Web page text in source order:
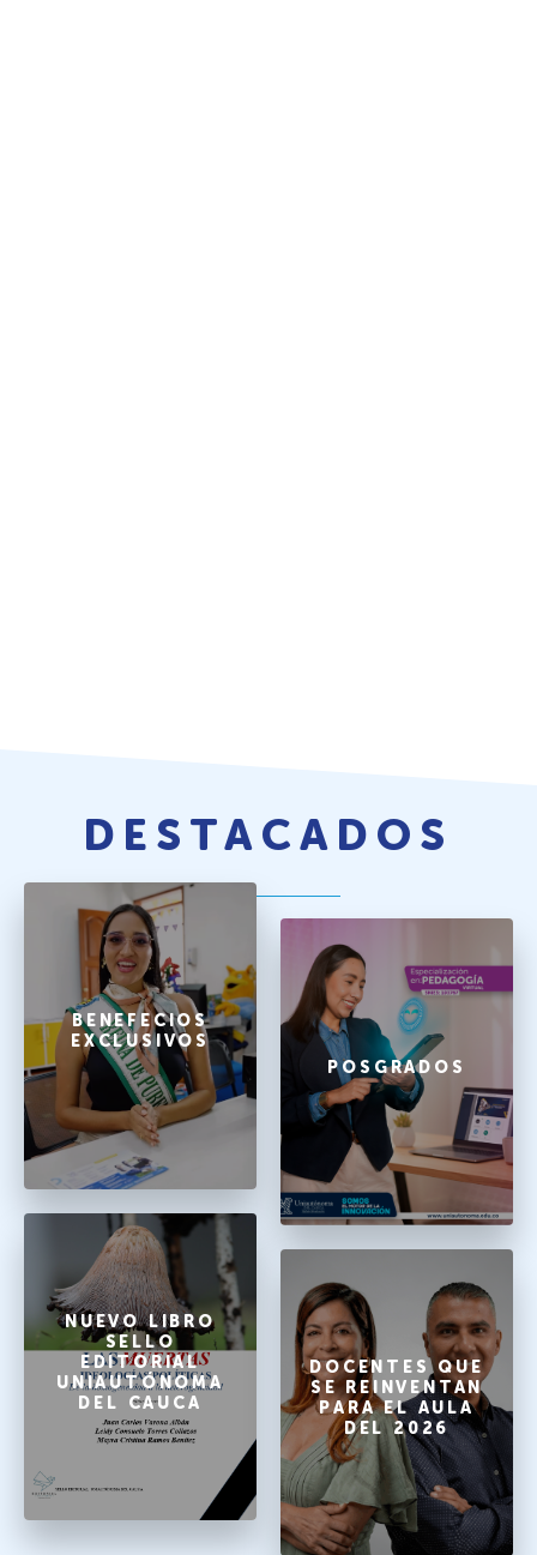
DESTACADOS
BENEFECIOS
EXCLUSIVOS
POSGRADOS
NUEVO LIBRO
SELLO
EDITORIAL
UNIAUTÓNOMA
DEL CAUCA
DOCENTES QUE
SE REINVENTAN
PARA EL AULA
DEL 2026